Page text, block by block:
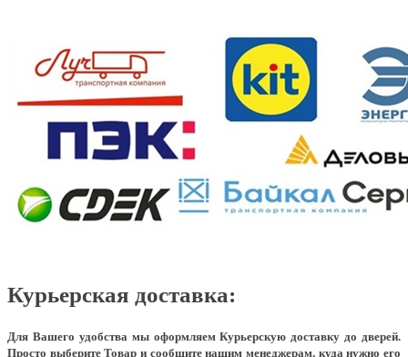
Курьерская доставка:
Для Вашего удобства мы оформляем Курьерскую доставку до дверей.
Просто выберите Товар и сообщите нашим менеджерам, куда нужно его